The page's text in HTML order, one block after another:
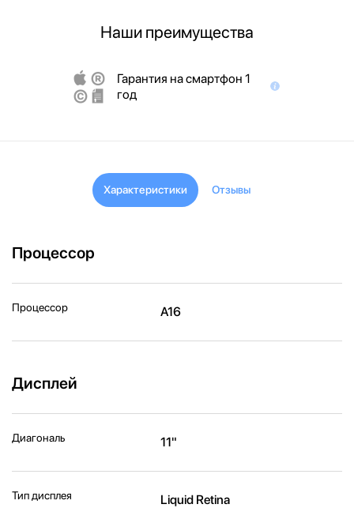
Наши преимущества
Гарантия на смартфон 1
год
Характеристики Отзывы
Процессор
Процессор A16
Дисплей
Диагональ 11"
Тип дисплея Liquid Retina